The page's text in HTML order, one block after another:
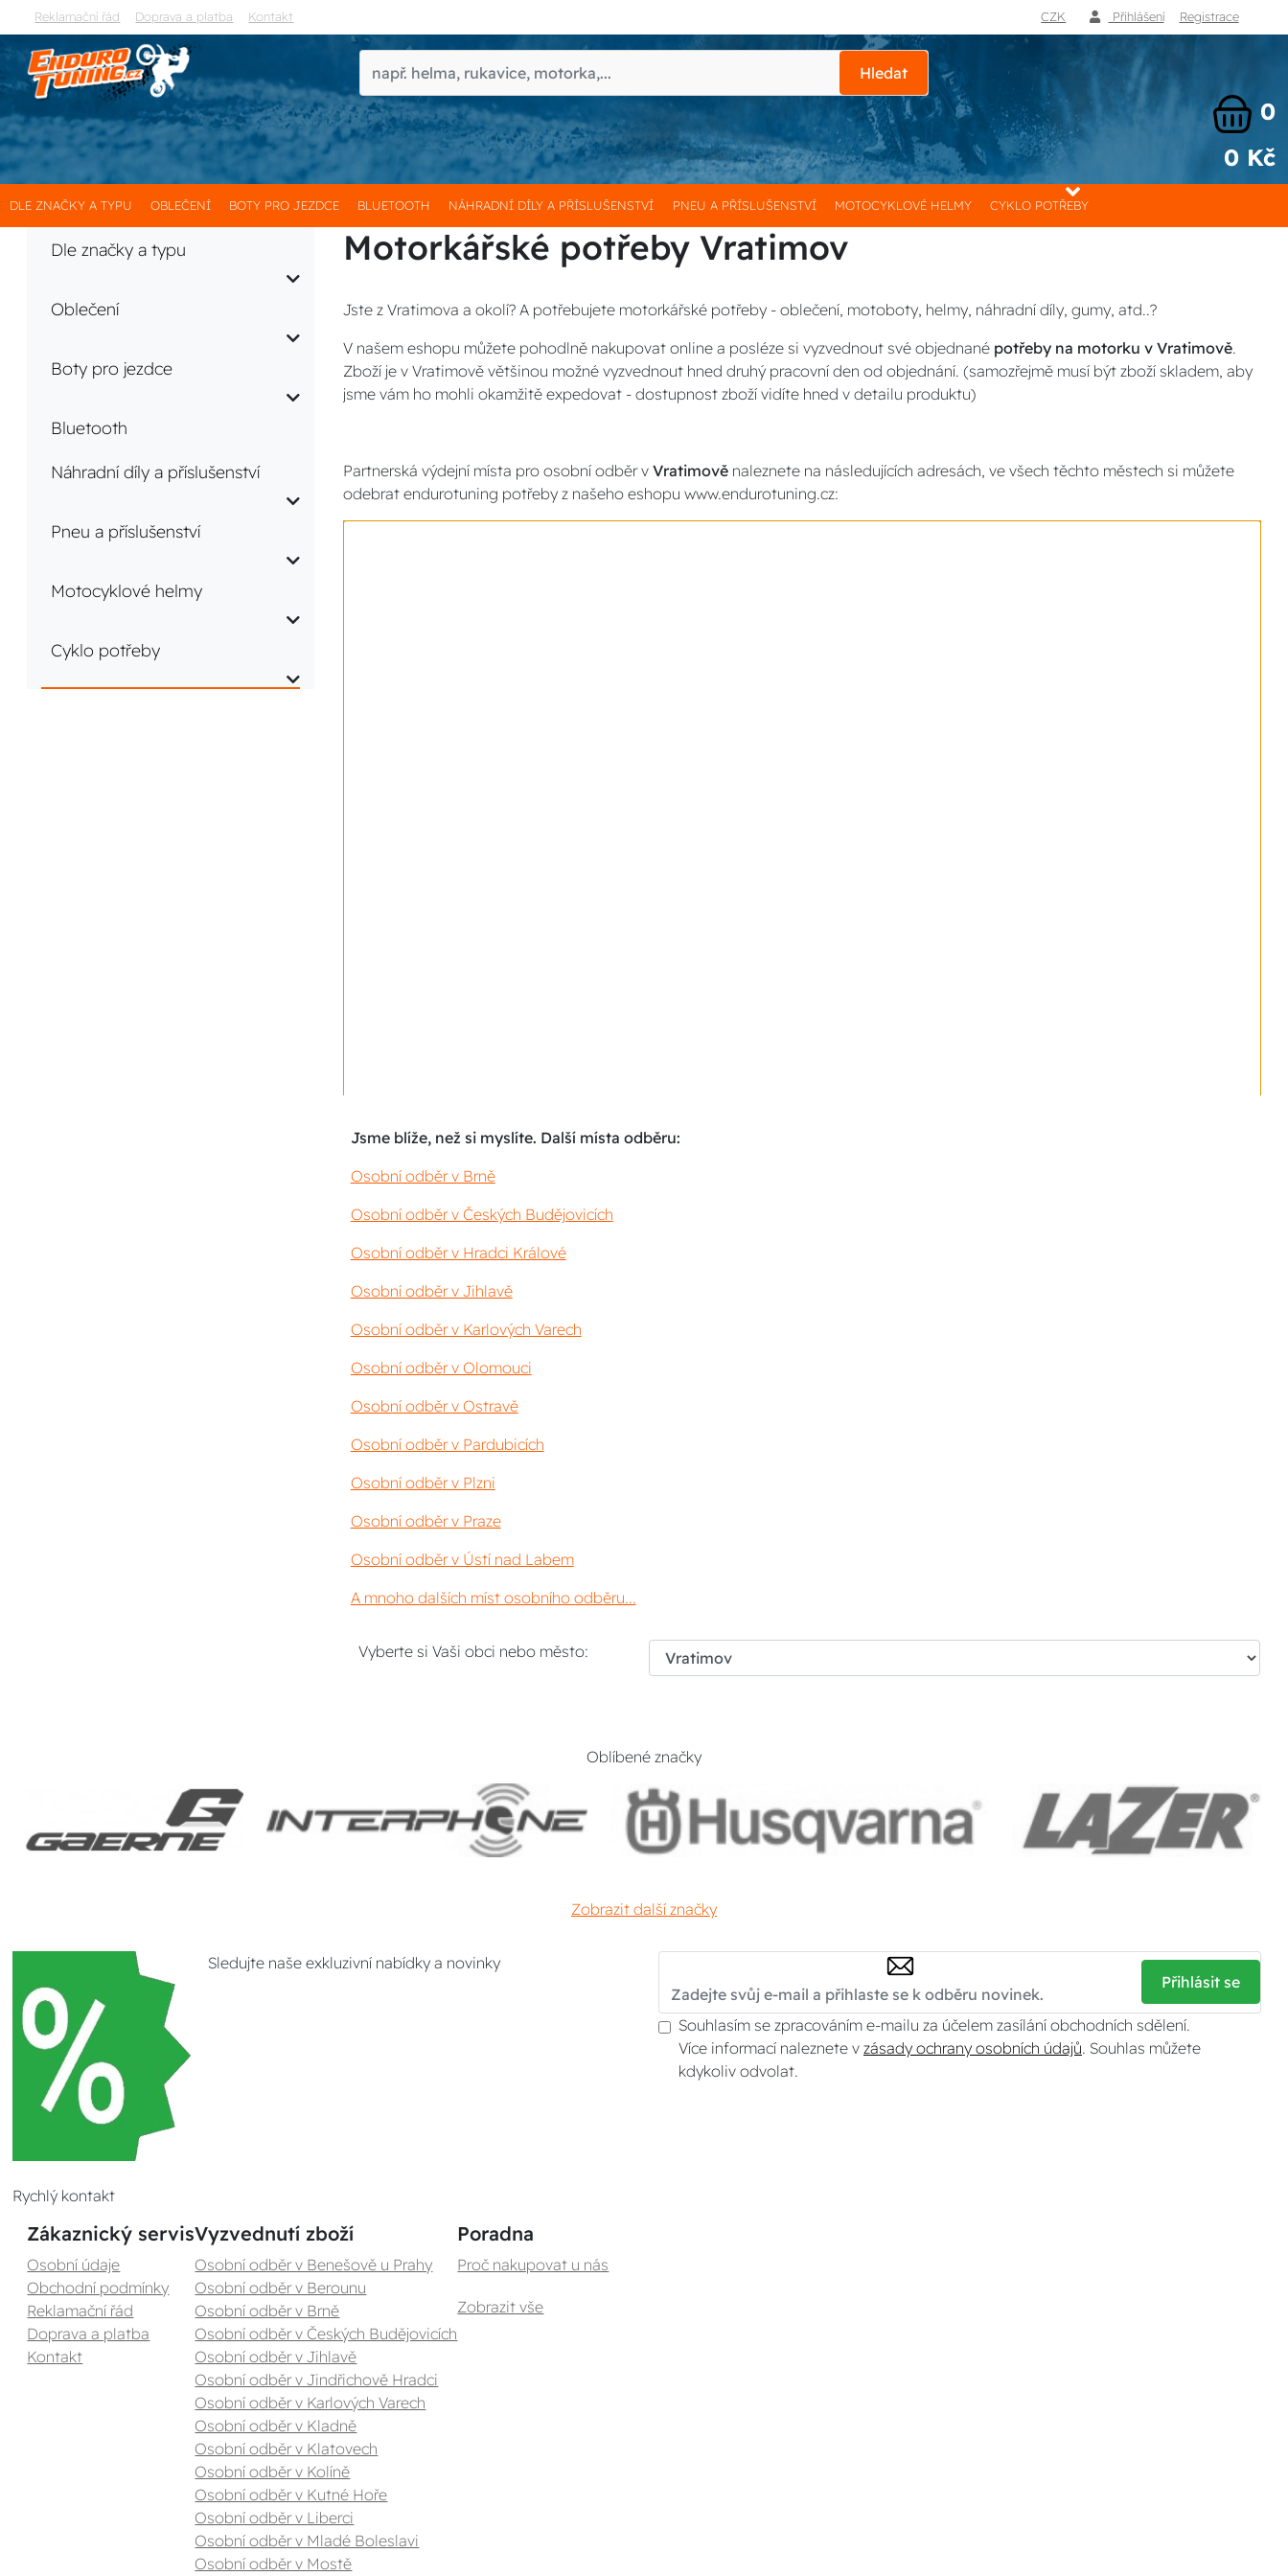
Reklamační řád Doprava a platba Kontakt CZK Přihlášení Registrace
Hledat
0
0 Kč
DLE ZNAČKY A TYPU OBLEČENÍ BOTY PRO JEZDCE BLUETOOTH NÁHRADNÍ DÍLY A PŘÍSLUŠENSTVÍ PNEU A PŘÍSLUŠENSTVÍ MOTOCYKLOVÉ HELMY CYKLO POTŘEBY
Dle značky a typu
Oblečení
Boty pro jezdce
Bluetooth
Náhradní díly a příslušenství
Pneu a příslušenství
Motocyklové helmy
Cyklo potřeby
Motorkářské potřeby Vratimov
Jste z Vratimova a okolí? A potřebujete motorkářské potřeby - oblečení, motoboty, helmy, náhradní díly, gumy, atd..?
V našem eshopu můžete pohodlně nakupovat online a posléze si vyzvednout své objednané potřeby na motorku v Vratimově.
Zboží je v Vratimově většinou možné vyzvednout hned druhý pracovní den od objednání. (samozřejmě musí být zboží skladem, aby
jsme vám ho mohli okamžitě expedovat - dostupnost zboží vidíte hned v detailu produktu)
Partnerská výdejní místa pro osobní odběr v Vratimověnaleznete na následujících adresách, ve všech těchto městech si můžete
odebrat endurotuning potřeby z našeho eshopu www.endurotuning.cz:
Jsme blíže, než si myslíte. Další místa odběru:
Osobní odběr v Brně
Osobní odběr v Českých Budějovicích
Osobní odběr v Hradci Králové
Osobní odběr v Jihlavě
Osobní odběr v Karlových Varech
Osobní odběr v Olomouci
Osobní odběr v Ostravě
Osobní odběr v Pardubicích
Osobní odběr v Plzni
Osobní odběr v Praze
Osobní odběr v Ústí nad Labem
A mnoho dalších míst osobního odběru...
Vyberte si Vaši obci nebo město:
Oblíbené značky
Zobrazit další značky
Sledujte naše exkluzivní nabídky a novinky
Přihlásit se
Souhlasím se zpracováním e-mailu za účelem zasílání obchodních sdělení.
Více informací naleznete v zásady ochrany osobních údajů. Souhlas můžete
kdykoliv odvolat.
Rychlý kontakt
Zákaznický servis
Osobní údaje
Obchodní podmínky
Reklamační řád
Doprava a platba
Kontakt
Vyzvednutí zboží
Osobní odběr v Benešově u Prahy
Osobní odběr v Berounu
Osobní odběr v Brně
Osobní odběr v Českých Budějovicích
Osobní odběr v Jihlavě
Osobní odběr v Jindřichově Hradci
Osobní odběr v Karlových Varech
Osobní odběr v Kladně
Osobní odběr v Klatovech
Osobní odběr v Kolíně
Osobní odběr v Kutné Hoře
Osobní odběr v Liberci
Osobní odběr v Mladé Boleslavi
Osobní odběr v Mostě
Poradna
Proč nakupovat u nás
Zobrazit vše